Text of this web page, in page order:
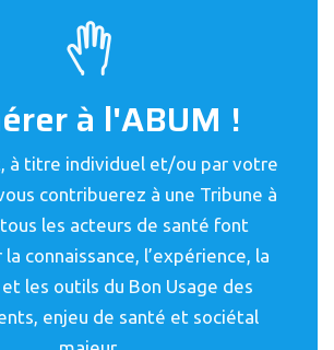
à l'ABUM !
à titre individuel et/ou par votre
contribuerez à une Tribune à
les acteurs de santé font
connaissance, l’expérience, la
les outils du Bon Usage des
enjeu de santé et sociétal